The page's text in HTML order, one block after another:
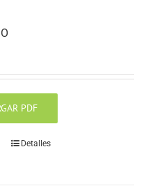
PDF
Detalles